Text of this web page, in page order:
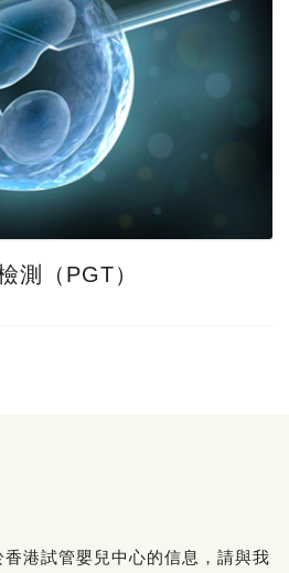
測（PGT）
港試管嬰兒中心的信息，請與我